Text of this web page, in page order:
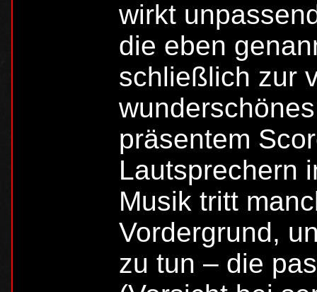
wirkt
die eben
schließlich zur
präsentem
Lautsprechern
Musik tritt
Vordergrund,
zu tun – die